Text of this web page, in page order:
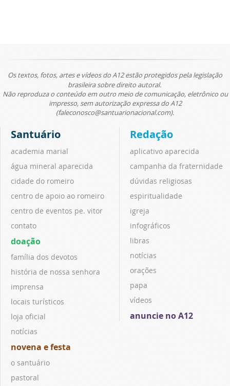
Os textos, fotos, artes e vídeos do A12 estão protegidos pela legislação
brasileira sobre direito autoral.
Não reproduza o conteúdo em outro meio de comunicação, eletrônico ou
impresso, sem autorização expressa do A12
(faleconosco@santuarionacional.com).
Santuário
academia marial
água mineral aparecida
cidade do romeiro
centro de apoio ao romeiro
centro de eventos pe. vitor
contato
doação
família dos devotos
história de nossa senhora
imprensa
locais turísticos
loja oficial
notícias
novena e festa
o santuário
pastoral
Redação
aplicativo aparecida
campanha da fraternidade
dúvidas religiosas
espiritualidade
igreja
infográficos
libras
notícias
orações
papa
vídeos
anuncie no A12